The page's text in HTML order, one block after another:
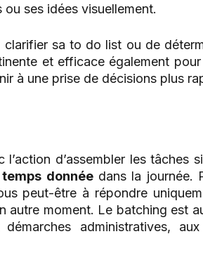
ses idées visuellement.
sa to do list ou de
et efficace également pour
à une prise de décisions plus
d’assembler les tâches
donnéedans la journée.
peut-être à répondre
autre moment. Le batching est
administratives,